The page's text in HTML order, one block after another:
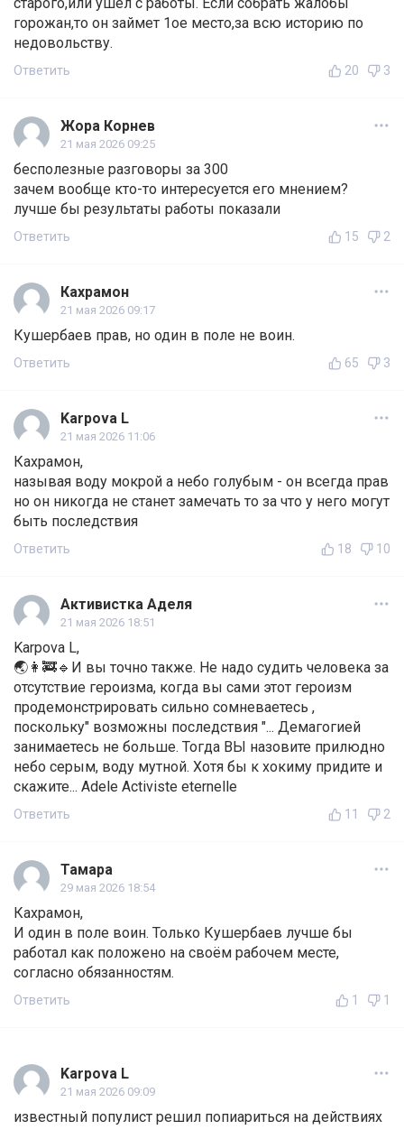
старого,или ушел с работы. Если собрать жалобы
горожан,то он займет 1ое место,за всю историю по
недовольству.
Ответить 20 3
Жора Корнев
21 мая 2026 09:25
бесполезные разговоры за 300
зачем вообще кто-то интересуется его мнением?
лучше бы результаты работы показали
Ответить 15 2
Кахрамон
21 мая 2026 09:17
Кушербаев прав, но один в поле не воин.
Ответить 65 3
Karpova L
21 мая 2026 11:06
Кахрамон,
называя воду мокрой а небо голубым - он всегда прав
но он никогда не станет замечать то за что у него могут
быть последствия
Ответить 18 10
Активистка Аделя
21 мая 2026 18:51
Karpova L,
🌏👩‍🚒🔹И вы точно также. Не надо судить человека за
отсутствие героизма, когда вы сами этот героизм
продемонстрировать сильно сомневаетесь ,
поскольку" возможны последствия "... Демагогией
занимаетесь не больше. Тогда ВЫ назовите прилюдно
небо серым, воду мутной. Хотя бы к хокиму придите и
скажите... Adele Activiste eternelle
Ответить 11 2
Тамара
29 мая 2026 18:54
Кахрамон,
И один в поле воин. Только Кушербаев лучше бы
работал как положено на своём рабочем месте,
согласно обязанностям.
Ответить 1 1
Karpova L
21 мая 2026 09:09
известный популист решил попиариться на действиях